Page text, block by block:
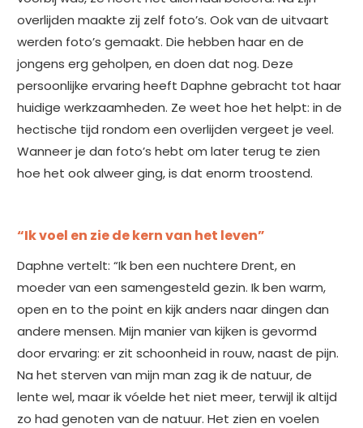
overlijden maakte zij zelf foto’s. Ook van de uitvaart
werden foto’s gemaakt. Die hebben haar en de
jongens erg geholpen, en doen dat nog. Deze
persoonlijke ervaring heeft Daphne gebracht tot haar
huidige werkzaamheden. Ze weet hoe het helpt: in de
hectische tijd rondom een overlijden vergeet je veel.
Wanneer je dan foto’s hebt om later terug te zien
hoe het ook alweer ging, is dat enorm troostend.
“Ik voel en zie de kern van het leven”
Daphne vertelt: “Ik ben een nuchtere Drent, en
moeder van een samengesteld gezin. Ik ben warm,
open en to the point en kijk anders naar dingen dan
andere mensen. Mijn manier van kijken is gevormd
door ervaring: er zit schoonheid in rouw, naast de pijn.
Na het sterven van mijn man zag ik de natuur, de
lente wel, maar ik vóelde het niet meer, terwijl ik altijd
zo had genoten van de natuur. Het zien en voelen